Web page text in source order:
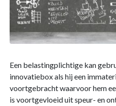
Een belastingplichtige kan
innovatiebox als hij een
voortgebracht waarvoor hem
is voortgevloeid uit speur- en